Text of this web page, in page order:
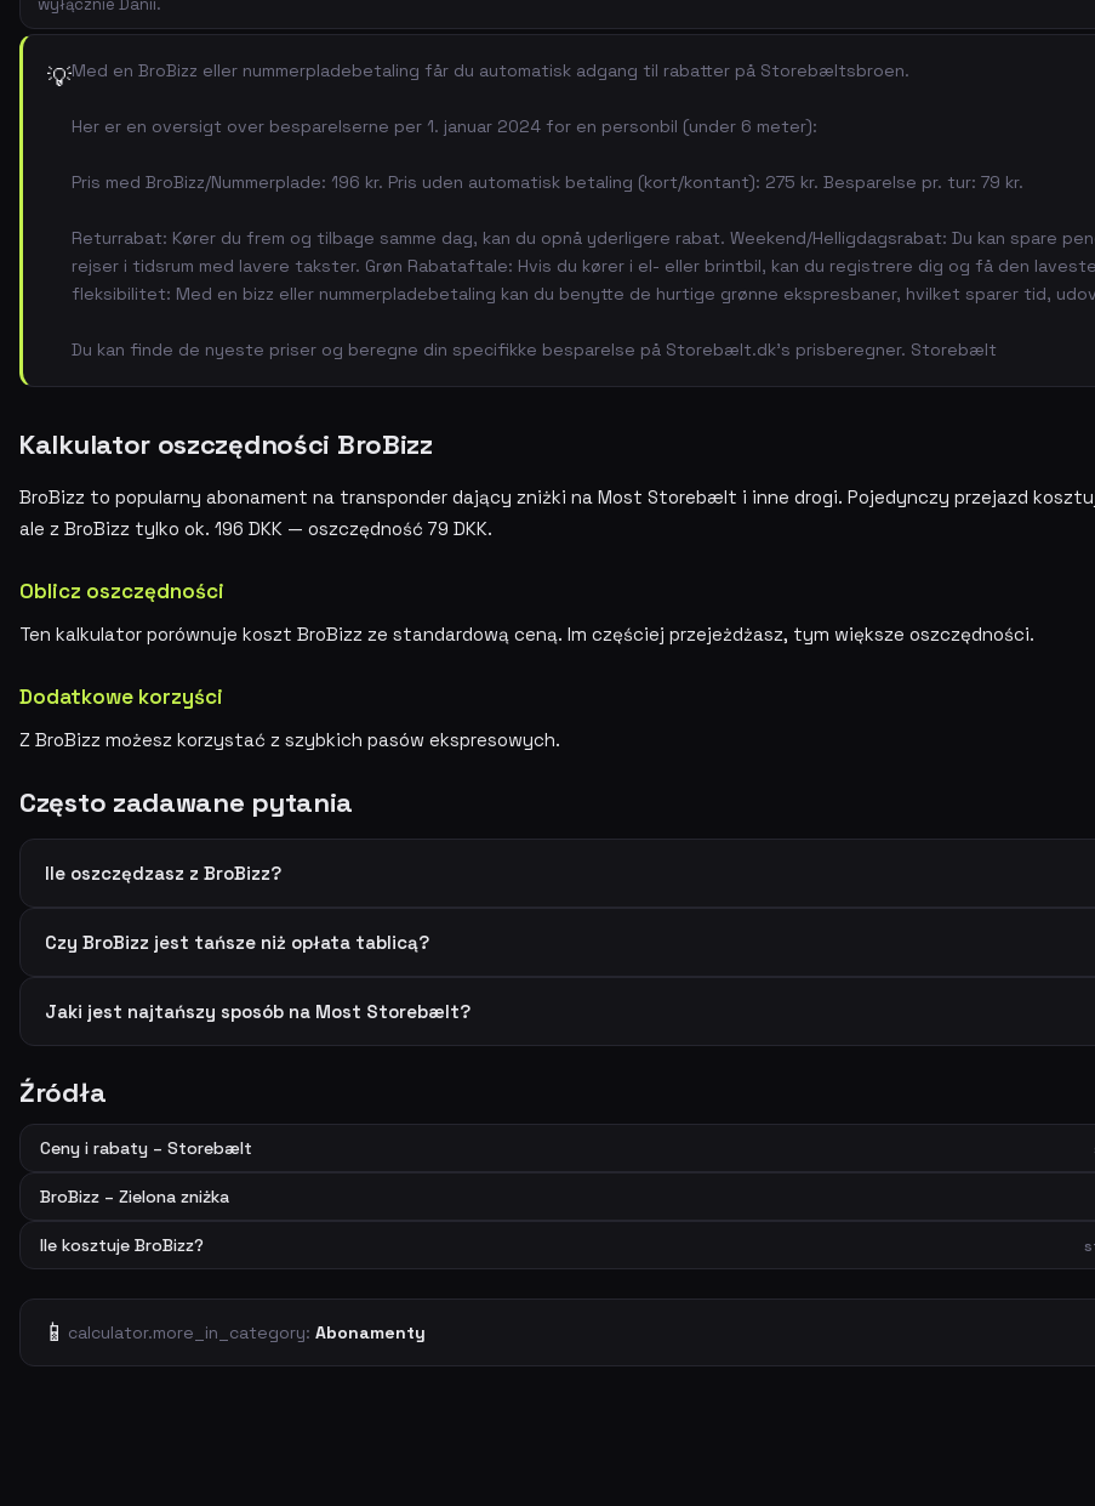
wyłącznie Danii.
💡Med en BroBizz eller nummerpladebetaling får du automatisk adgang til rabatter på Storebæltsbroen.
Her er en oversigt over besparelserne per 1. januar 2024 for en personbil (under 6 meter):
Pris med BroBizz/Nummerplade: 196 kr. Pris uden automatisk betaling (kort/kontant): 275 kr. Besparelse pr. tur: 79 kr.
Returrabat: Kører du frem og tilbage samme dag, kan du opnå yderligere rabat. Weekend/Helligdagsrabat: Du kan spare
rejser i tidsrum med lavere takster. Grøn Rabataftale: Hvis du kører i el- eller brintbil, kan du registrere dig og få den
fleksibilitet: Med en bizz eller nummerpladebetaling kan du benytte de hurtige grønne ekspresbaner, hvilket sparer tid,
Du kan finde de nyeste priser og beregne din specifikke besparelse på Storebælt.dk's prisberegner. Storebælt
Kalkulator oszczędności BroBizz
BroBizz to popularny abonament na transponder dający zniżki na Most Storebælt i inne drogi. Pojedynczy przejazd
ale z BroBizz tylko ok. 196 DKK — oszczędność 79 DKK.
Oblicz oszczędności
Ten kalkulator porównuje koszt BroBizz ze standardową ceną. Im częściej przejeżdżasz, tym większe oszczędności.
Dodatkowe korzyści
Z BroBizz możesz korzystać z szybkich pasów ekspresowych.
Często zadawane pytania
Ile oszczędzasz z BroBizz?
Czy BroBizz jest tańsze niż opłata tablicą?
Jaki jest najtańszy sposób na Most Storebælt?
Źródła
Ceny i rabaty – Storebælt
BroBizz – Zielona zniżka
Ile kosztuje BroBizz?
📱 calculator.more_in_category: Abonamenty